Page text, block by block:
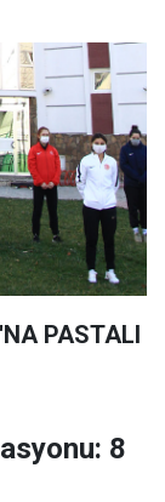
PASTALI
8